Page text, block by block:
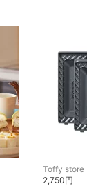
Toffy store
2,750円